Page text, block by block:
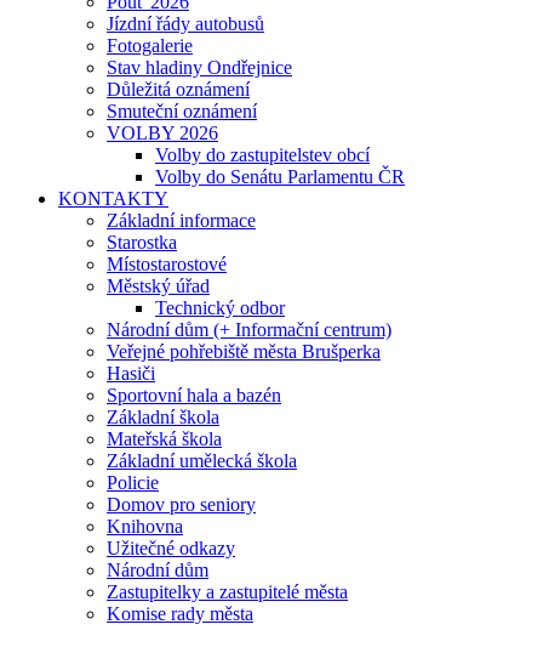
Jízdní řády autobusů
Fotogalerie
Stav hladiny Ondřejnice
Důležitá oznámení
Smuteční oznámení
VOLBY 2026
Volby do zastupitelstev obcí
Volby do Senátu Parlamentu ČR
KONTAKTY
Základní informace
Starostka
Místostarostové
Městský úřad
Technický odbor
Národní dům (+ Informační centrum)
Veřejné pohřebiště města Brušperka
Hasiči
Sportovní hala a bazén
Základní škola
Mateřská škola
Základní umělecká škola
Policie
Domov pro seniory
Knihovna
Užitečné odkazy
Národní dům
Zastupitelky a zastupitelé města
Komise rady města